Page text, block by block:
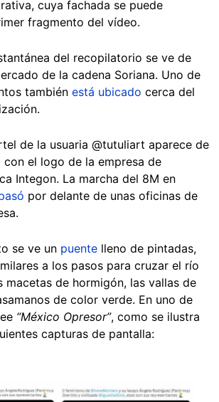
cuya fachada se puede
fragmento del vídeo.
del recopilatorio se ve de
de la cadena Soriana. Uno de
también está ubicado cerca del
de la usuaria @tutuliart aparece de
el logo de la empresa de
Integon. La marcha del 8M en
por delante de unas oficinas de
se ve un puente lleno de pintadas,
a los pasos para cruzar el río
macetas de hormigón, las vallas de
de color verde. En uno de
“México Opresor”, como se ilustra
capturas de pantalla: